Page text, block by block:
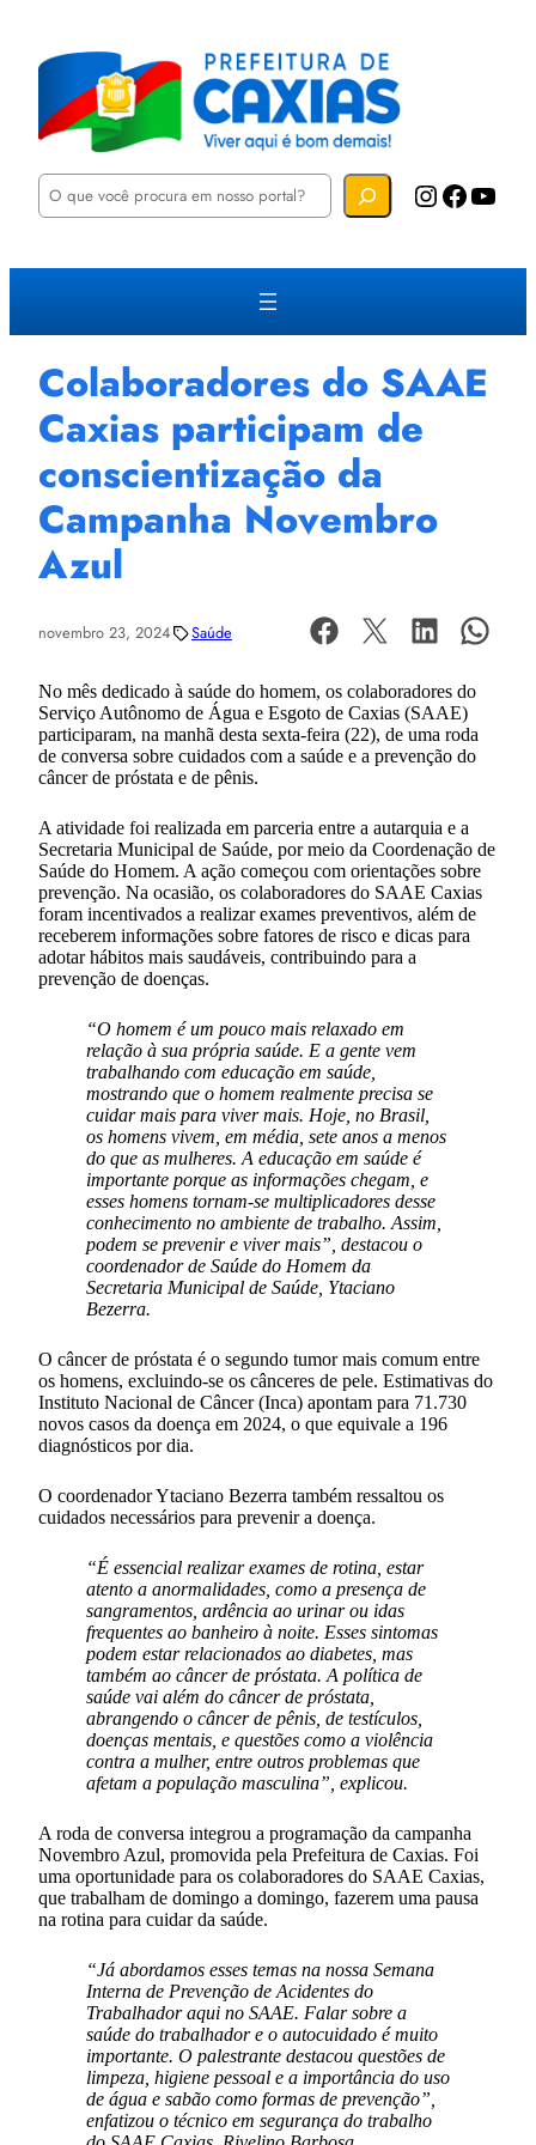
P
u
a
Instagram Facebook YouTube
Colaboradores do SAAE
Caxias participam de
conscientização da
Campanha Novembro
Azul
novembro 23, 2024 Saúde
No mês dedicado à saúde do homem, os colaboradores do
Serviço Autônomo de Água e Esgoto de Caxias (SAAE)
participaram, na manhã desta sexta-feira (22), de uma roda
de conversa sobre cuidados com a saúde e a prevenção do
câncer de próstata e de pênis.
A atividade foi realizada em parceria entre a autarquia e a
Secretaria Municipal de Saúde, por meio da Coordenação de
Saúde do Homem. A ação começou com orientações sobre
prevenção. Na ocasião, os colaboradores do SAAE Caxias
foram incentivados a realizar exames preventivos, além de
receberem informações sobre fatores de risco e dicas para
adotar hábitos mais saudáveis, contribuindo para a
prevenção de doenças.
“O homem é um pouco mais relaxado em
relação à sua própria saúde. E a gente vem
trabalhando com educação em saúde,
mostrando que o homem realmente precisa se
cuidar mais para viver mais. Hoje, no Brasil,
os homens vivem, em média, sete anos a menos
do que as mulheres. A educação em saúde é
importante porque as informações chegam, e
esses homens tornam-se multiplicadores desse
conhecimento no ambiente de trabalho. Assim,
podem se prevenir e viver mais”, destacou o
coordenador de Saúde do Homem da
Secretaria Municipal de Saúde, Ytaciano
Bezerra.
O câncer de próstata é o segundo tumor mais comum entre
os homens, excluindo-se os cânceres de pele. Estimativas do
Instituto Nacional de Câncer (Inca) apontam para 71.730
novos casos da doença em 2024, o que equivale a 196
diagnósticos por dia.
O coordenador Ytaciano Bezerra também ressaltou os
cuidados necessários para prevenir a doença.
“É essencial realizar exames de rotina, estar
atento a anormalidades, como a presença de
sangramentos, ardência ao urinar ou idas
frequentes ao banheiro à noite. Esses sintomas
podem estar relacionados ao diabetes, mas
também ao câncer de próstata. A política de
saúde vai além do câncer de próstata,
abrangendo o câncer de pênis, de testículos,
doenças mentais, e questões como a violência
contra a mulher, entre outros problemas que
afetam a população masculina”, explicou.
A roda de conversa integrou a programação da campanha
Novembro Azul, promovida pela Prefeitura de Caxias. Foi
uma oportunidade para os colaboradores do SAAE Caxias,
que trabalham de domingo a domingo, fazerem uma pausa
na rotina para cuidar da saúde.
“Já abordamos esses temas na nossa Semana
Interna de Prevenção de Acidentes do
Trabalhador aqui no SAAE. Falar sobre a
saúde do trabalhador e o autocuidado é muito
importante. O palestrante destacou questões de
limpeza, higiene pessoal e a importância do uso
de água e sabão como formas de prevenção”,
enfatizou o técnico em segurança do trabalho